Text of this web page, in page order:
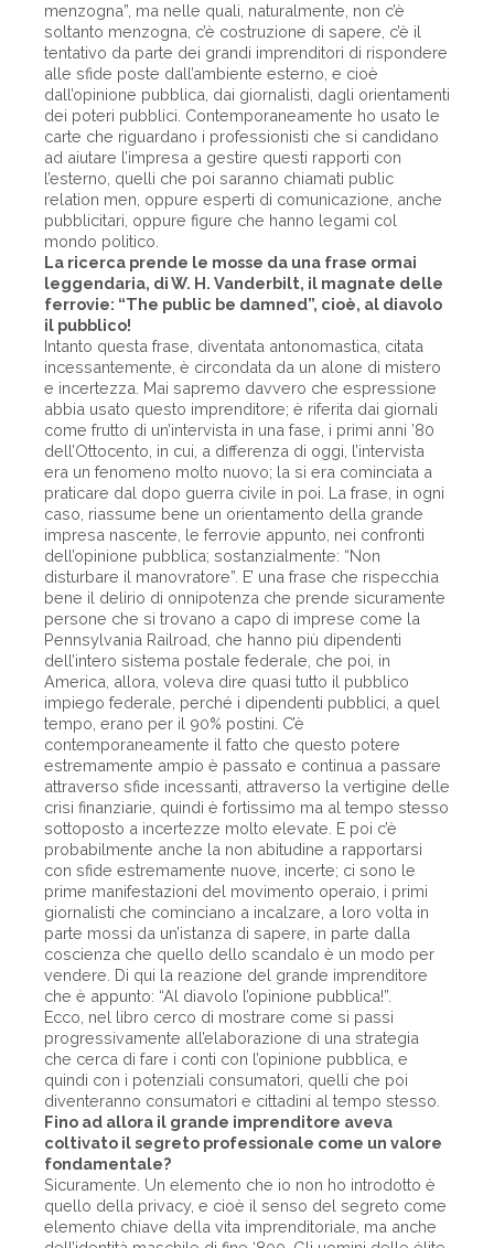
menzogna”, ma nelle quali, naturalmente, non c’è
soltanto menzogna, c’è costruzione di sapere, c’è il
tentativo da parte dei grandi imprenditori di rispondere
alle sfide poste dall’ambiente esterno, e cioè
dall’opinione pubblica, dai giornalisti, dagli orientamenti
dei poteri pubblici. Contemporaneamente ho usato le
carte che riguardano i professionisti che si candidano
ad aiutare l’impresa a gestire questi rapporti con
l’esterno, quelli che poi saranno chiamati public
relation men, oppure esperti di comunicazione, anche
pubblicitari, oppure figure che hanno legami col
mondo politico.
La ricerca prende le mosse da una frase ormai
leggendaria, di W. H. Vanderbilt, il magnate delle
ferrovie: “The public be damned”, cioè, al diavolo
il pubblico!
Intanto questa frase, diventata antonomastica, citata
incessantemente, è circondata da un alone di mistero
e incertezza. Mai sapremo davvero che espressione
abbia usato questo imprenditore; è riferita dai giornali
come frutto di un’intervista in una fase, i primi anni ’80
dell’Ottocento, in cui, a differenza di oggi, l’intervista
era un fenomeno molto nuovo; la si era cominciata a
praticare dal dopo guerra civile in poi. La frase, in ogni
caso, riassume bene un orientamento della grande
impresa nascente, le ferrovie appunto, nei confronti
dell’opinione pubblica; sostanzialmente: “Non
disturbare il manovratore”. E’ una frase che rispecchia
bene il delirio di onnipotenza che prende sicuramente
persone che si trovano a capo di imprese come la
Pennsylvania Railroad, che hanno più dipendenti
dell’intero sistema postale federale, che poi, in
America, allora, voleva dire quasi tutto il pubblico
impiego federale, perché i dipendenti pubblici, a quel
tempo, erano per il 90% postini. C’è
contemporaneamente il fatto che questo potere
estremamente ampio è passato e continua a passare
attraverso sfide incessanti, attraverso la vertigine delle
crisi finanziarie, quindi è fortissimo ma al tempo stesso
sottoposto a incertezze molto elevate. E poi c’è
probabilmente anche la non abitudine a rapportarsi
con sfide estremamente nuove, incerte; ci sono le
prime manifestazioni del movimento operaio, i primi
giornalisti che cominciano a incalzare, a loro volta in
parte mossi da un’istanza di sapere, in parte dalla
coscienza che quello dello scandalo è un modo per
vendere. Di qui la reazione del grande imprenditore
che è appunto: “Al diavolo l’opinione pubblica!”.
Ecco, nel libro cerco di mostrare come si passi
progressivamente all’elaborazione di una strategia
che cerca di fare i conti con l’opinione pubblica, e
quindi con i potenziali consumatori, quelli che poi
diventeranno consumatori e cittadini al tempo stesso.
Fino ad allora il grande imprenditore aveva
coltivato il segreto professionale come un valore
fondamentale?
Sicuramente. Un elemento che io non ho introdotto è
quello della privacy, e cioè il senso del segreto come
elemento chiave della vita imprenditoriale, ma anche